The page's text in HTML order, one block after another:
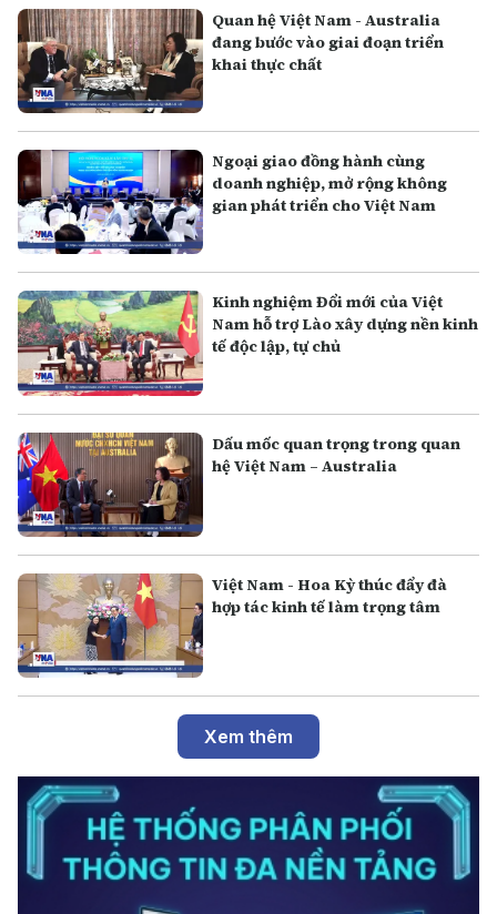
Quan hệ Việt Nam - Australia
đang bước vào giai đoạn triển
khai thực chất
Ngoại giao đồng hành cùng
doanh nghiệp, mở rộng không
gian phát triển cho Việt Nam
Kinh nghiệm Đổi mới của Việt
Nam hỗ trợ Lào xây dựng nền kinh
tế độc lập, tự chủ
Dấu mốc quan trọng trong quan
hệ Việt Nam – Australia
Việt Nam - Hoa Kỳ thúc đẩy đà
hợp tác kinh tế làm trọng tâm
Xem thêm